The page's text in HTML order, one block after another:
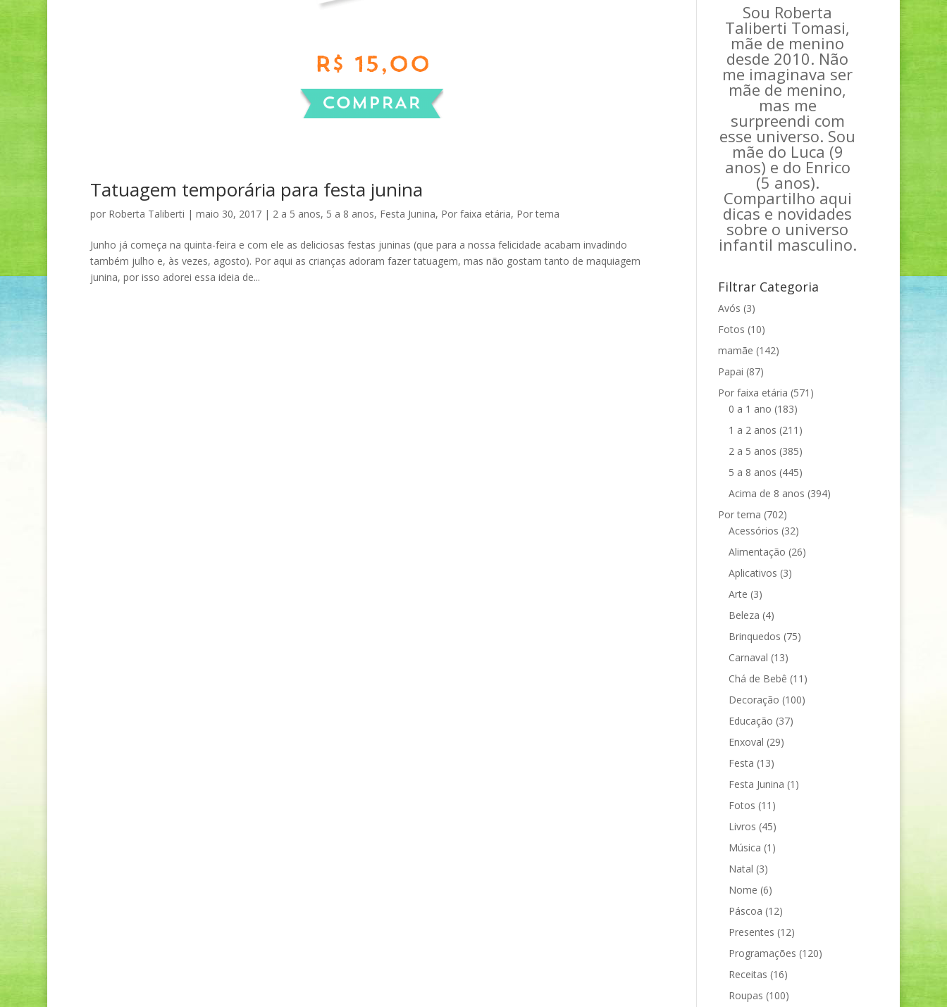
Tatuagem temporária para festa junina
por Roberta Taliberti | maio 30, 2017| 2 a 5 anos, 5 a 8 anos, Festa Junina, Por faixa etária, Por tema
Junho já começa na quinta-feira e com ele as deliciosas festas juninas (que para a nossa felicidade acabam invadindo
também julho e, às vezes, agosto). Por aqui as crianças adoram fazer tatuagem, mas não gostam tanto de maquiagem
junina, por isso adorei essa ideia de...
Sou Roberta
Taliberti Tomasi,
mãe de menino
desde 2010. Não
me imaginava ser
mãe de menino,
mas me
surpreendi com
esse universo. Sou
mãe do Luca (9
anos) e do Enrico
(5 anos).
Compartilho aqui
dicas e novidades
sobre o universo
infantil masculino.
Filtrar Categoria
Avós (3)
Fotos (10)
mamãe (142)
Papai (87)
Por faixa etária (571)
0 a 1 ano (183)
1 a 2 anos (211)
2 a 5 anos (385)
5 a 8 anos (445)
Acima de 8 anos (394)
Por tema (702)
Acessórios (32)
Alimentação (26)
Aplicativos (3)
Arte (3)
Beleza (4)
Brinquedos (75)
Carnaval (13)
Chá de Bebê (11)
Decoração (100)
Educação (37)
Enxoval (29)
Festa (13)
Festa Junina (1)
Fotos (11)
Livros (45)
Música (1)
Natal (3)
Nome (6)
Páscoa (12)
Presentes (12)
Programações (120)
Receitas (16)
Roupas (100)